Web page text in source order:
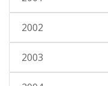
2002
2003